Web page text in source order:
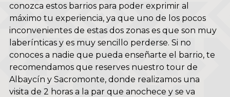
conozca estos barrios para poder exprimir al
máximo tu experiencia, ya que uno de los pocos
inconvenientes de estas dos zonas es que son muy
laberínticas y es muy sencillo perderse. Si no
conoces a nadie que pueda enseñarte el barrio, te
recomendamos que reserves nuestro tour de
Albaycín y Sacromonte, donde realizamos una
visita de 2 horas a la par que anochece y se va